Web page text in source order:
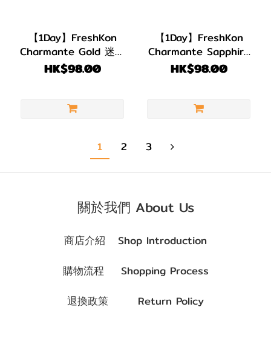
【1Day】FreshKon
Charmante Gold 迷幻
金 每日即棄 1盒10片
HK$98.00
【1Day】FreshKon
Charmante Sapphire
迷幻藍 每日即棄 1盒10
HK$98.00
1 2 3
關於我們 About Us
商店介紹 Shop Introduction
購物流程 Shopping Process
退換政策 Return Policy